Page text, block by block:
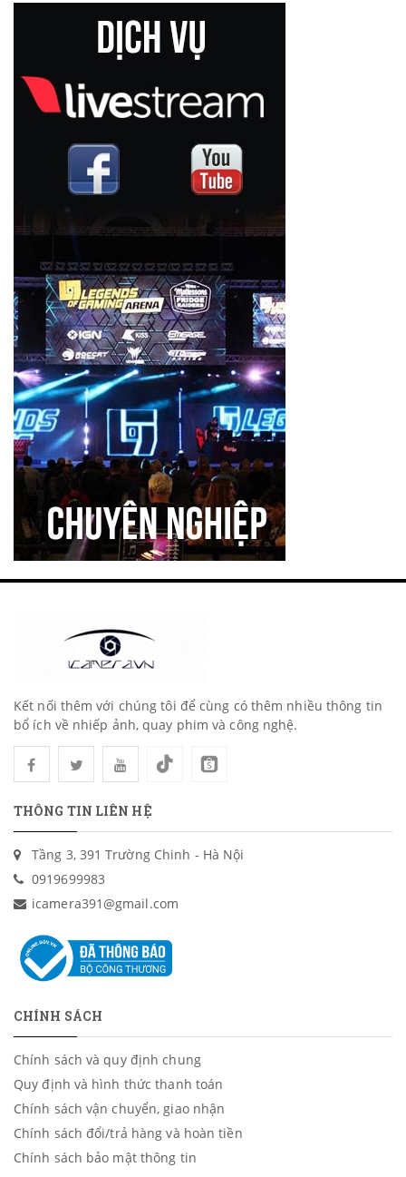
VR Shinecon
Remax
Saramonic
Funipica
Zhiyun Tech
Zoom
Goalzero
Nanguang
Boya
Đầu đọc thẻ nhớ giá rẻ tại Hà Nội
Apple
Pisen
Chưa phân loại
Kết nối thêm với chúng tôi để cùng có thêm nhiều thông tin
bổ ích về nhiếp ảnh, quay phim và công nghệ.
THÔNG TIN LIÊN HỆ
Tầng 3, 391 Trường Chinh - Hà Nội
0919699983
icamera391@gmail.com
CHÍNH SÁCH
Chính sách và quy định chung
Quy định và hình thức thanh toán
Chính sách vận chuyển, giao nhận
Chính sách đổi/trả hàng và hoàn tiền
Chính sách bảo mật thông tin